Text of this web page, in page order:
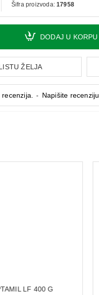
- Napišite recenziju
Šifra proizvoda: 17958
DODAJ U KORPU
ŽELJA